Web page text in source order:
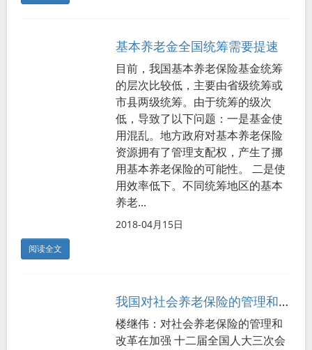
基本养老金全国统筹需要提速
目前，我国基本养老保险基金统筹
的层次比较低，主要由省级统筹或
市县两级统筹。由于统筹的级次
低，导致了以下问题：一是基金使
用混乱。地方政府对基本养老保险
资源拥有了管理支配权，产生了挪
用基本养老保险的可能性。 二是使
用效率低下。不同统筹地区的基本
养老...
2018-04月15日
阅读全文
我国对社会养老保险的管理和改革在加强
楼继伟：对社会养老保险的管理和
改革在加强 十二届全国人大三次会